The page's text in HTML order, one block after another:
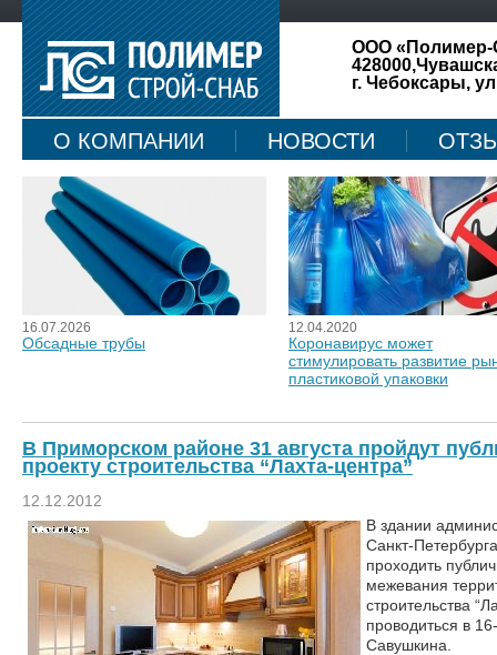
ООО «Полимер-
г. Чебоксары,
О КОМПАНИИ НОВОСТИ
КАРТА САЙТА
16.07.2026
Обсадные трубы
12.04.2020
Коронавирус может
стимулировать развитие
пластиковой упаковки
В Приморском районе 31 августа пройдут
проекту строительства “Лахта-центра”
12.12.2012
В здании
Санкт-
проходить
межевания
строительства
проводиться в
Савушкина.